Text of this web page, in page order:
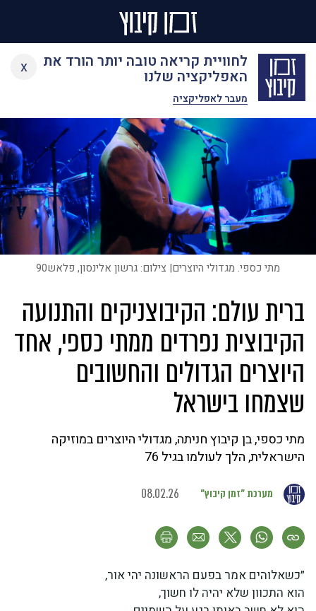
לחוויית קריאה טובה יותר הורד את
האפליקציה שלנו
מעבר לאפליקציה
x
Skip
content
מתי כספי. מגדולי היוצרים| צילום: גרשון אלינסון, פלאש90
ברית עולם: הקיבוצניקים והתנועה
הקיבוצית נפרדים ממתי כספי, אחד
היוצרים הגדולים והחשובים
שצמחו בישראל
מתי כספי, בן קיבוץ חניתה, מגדולי היוצרים במוזיקה
הישראלית, הלך לעולמו בגיל 76
מערכת "זמן קיבוץ" 08.02.26
״כשאלוהים אמר בפעם הראשונה יהי אור,
הוא התכוון שלא יהיה לו חשוך,